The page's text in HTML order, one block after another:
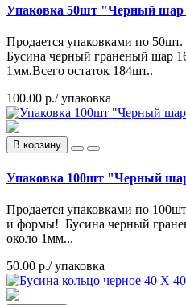
Упаковка 50шт "Черный
Продается упаковками по
Бусина черный граненый шар
1мм.Всего остаток 184шт..
100.00 р./ упаковка
В корзину
Упаковка 100шт "Черный
Продается упаковками по
и формы! Бусина черный
около 1мм...
50.00 р./ упаковка